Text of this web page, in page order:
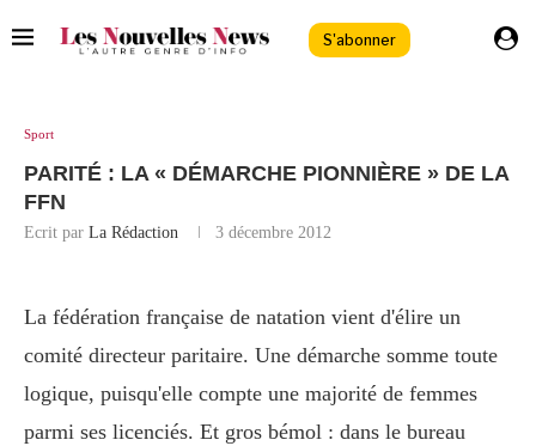
S'abonner
Sport
PARITÉ : LA « DÉMARCHE PIONNIÈRE » DE LA
FFN
Ecrit par La Rédaction 3 décembre 2012
La fédération française de natation vient d'élire un
comité directeur paritaire. Une démarche somme toute
logique, puisqu'elle compte une majorité de femmes
parmi ses licenciés. Et gros bémol : dans le bureau